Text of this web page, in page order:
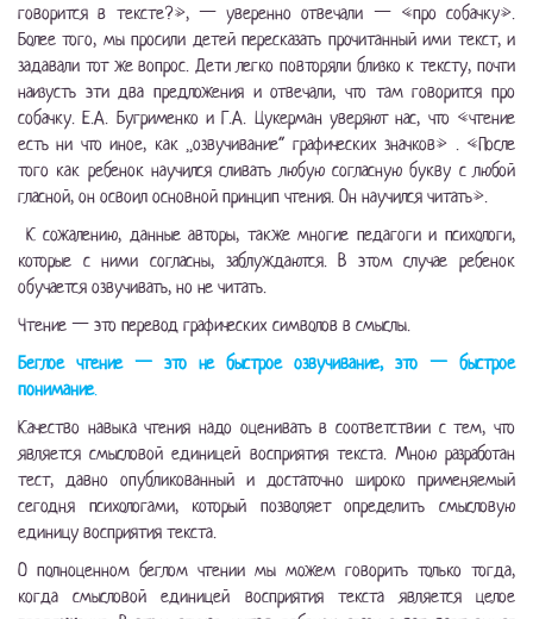
говорится в тексте?», — уверенно отвечали — «про собачку».
Более того, мы просили детей пересказать прочитанный ими текст, и
задавали тот же вопрос. Дети легко повторяли близко к тексту, почти
наизусть эти два предложения и отвечали, что там говорится про
собачку. Е.А. Бугрименко и Г.А. Цукерман уверяют нас, что «чтение
есть ни что иное, как „озвучивание“ графических значков» . «После
того как ребенок научился сливать любую согласную букву с любой
гласной, он освоил основной принцип чтения. Он научился читать».
К сожалению, данные авторы, также многие педагоги и психологи,
которые с ними согласны, заблуждаются. В этом случае ребенок
обучается озвучивать, но не читать.
Чтение — это перевод графических символов в смыслы.
Беглое чтение — это не быстрое озвучивание, это — быстрое
понимание.
Качество навыка чтения надо оценивать в соответствии с тем, что
является смысловой единицей восприятия текста. Мною разработан
тест, давно опубликованный и достаточно широко применяемый
сегодня психологами, который позволяет определить смысловую
единицу восприятия текста.
О полноценном беглом чтении мы можем говорить только тогда,
когда смысловой единицей восприятия текста является целое